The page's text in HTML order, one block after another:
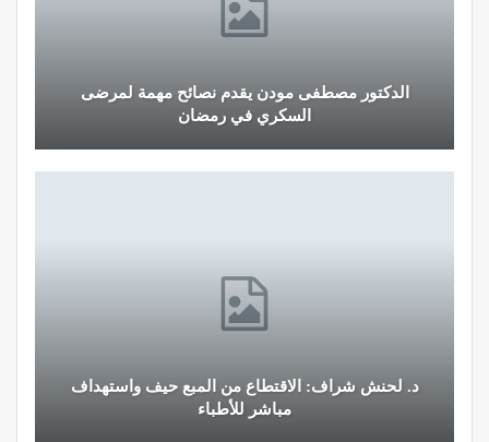
الدكتور مصطفى مودن يقدم نصائح مهمة لمرضى
السكري في رمضان
د. لحنش شراف: الاقتطاع من المبع حيف واستهداف
مباشر للأطباء